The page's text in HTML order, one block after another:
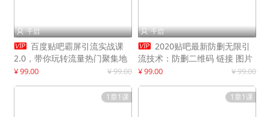
 千启
 百度贴吧霸屏引流实战课
2.0，带你玩转流量热门聚集地
¥ 99.00 ¥ 99.00
 千启
 2020贴吧最新防删无限引
流技术：防删二维码 链接 图片
制作
¥ 99.00 ¥ 99.00
1章1课 1章1课